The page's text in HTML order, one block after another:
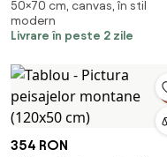
cm)
50×70 cm, canvas, în stil
modern
Livrare în peste 2 zile
354 RON